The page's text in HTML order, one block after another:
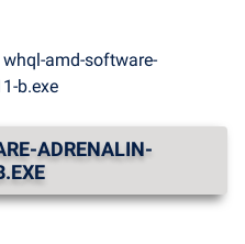
whql-amd-software-
b.exe
ADRENALIN-